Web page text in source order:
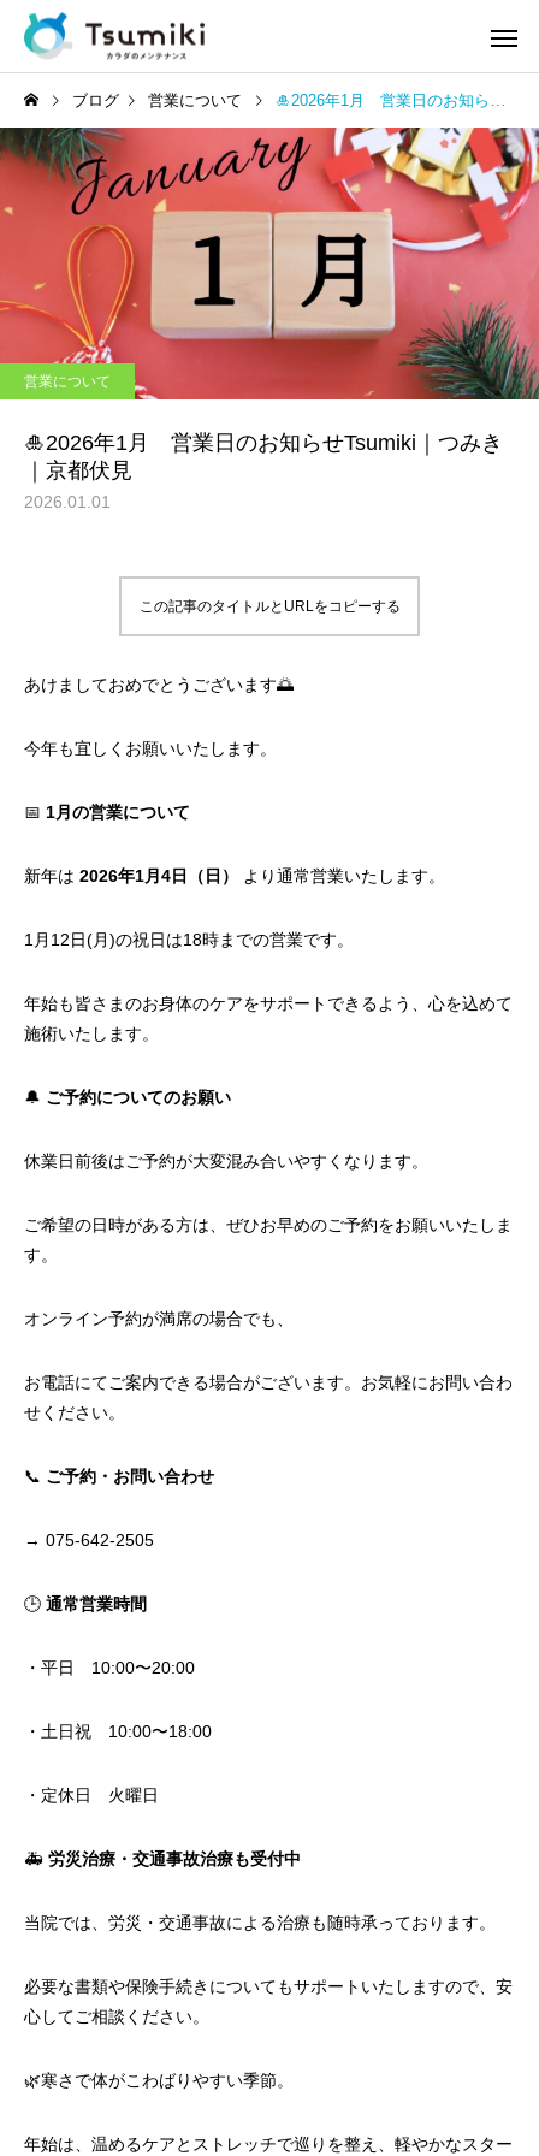
ブログ 営業について 🎍2026年1月 営業日のお知らせTsumiki｜つみき｜京都伏見
営業について
🎍2026年1月 営業日のお知らせTsumiki｜つみき
｜京都伏見
2026.01.01
この記事のタイトルとURLをコピーする
あけましておめでとうございます🌅
今年も宜しくお願いいたします。
📅 1月の営業について
新年は 2026年1月4日（日） より通常営業いたします。
1月12日(月)の祝日は18時までの営業です。
年始も皆さまのお身体のケアをサポートできるよう、心を込めて
施術いたします。
🔔 ご予約についてのお願い
休業日前後はご予約が大変混み合いやすくなります。
ご希望の日時がある方は、ぜひお早めのご予約をお願いいたしま
す。
オンライン予約が満席の場合でも、
お電話にてご案内できる場合がございます。お気軽にお問い合わ
せください。
📞 ご予約・お問い合わせ
→ 075-642-2505
🕒 通常営業時間
・平日 10:00〜20:00
・土日祝 10:00〜18:00
・定休日 火曜日
🚑 労災治療・交通事故治療も受付中
当院では、労災・交通事故による治療も随時承っております。
必要な書類や保険手続きについてもサポートいたしますので、安
心してご相談ください。
🌿寒さで体がこわばりやすい季節。
年始は、温めるケアとストレッチで巡りを整え、軽やかなスター